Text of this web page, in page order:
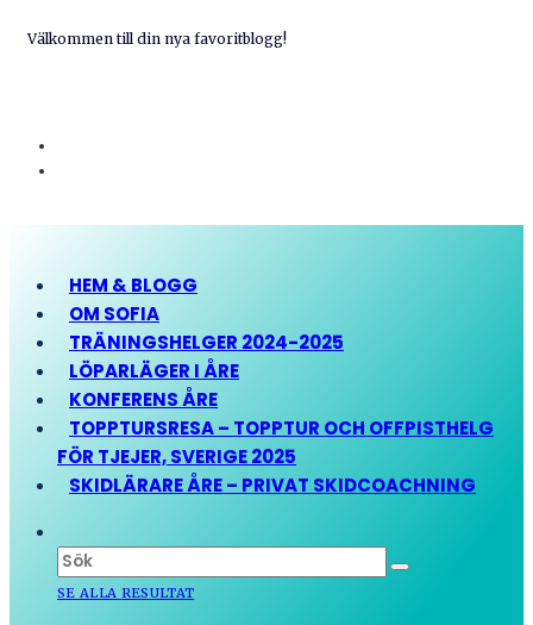
Välkommen till din nya favoritblogg!
HEM & BLOGG
OM SOFIA
TRÄNINGSHELGER 2024-2025
LÖPARLÄGER I ÅRE
KONFERENS ÅRE
TOPPTURSRESA – TOPPTUR OCH OFFPISTHELG
FÖR TJEJER, SVERIGE 2025
SKIDLÄRARE ÅRE – PRIVAT SKIDCOACHNING
SE ALLA RESULTAT